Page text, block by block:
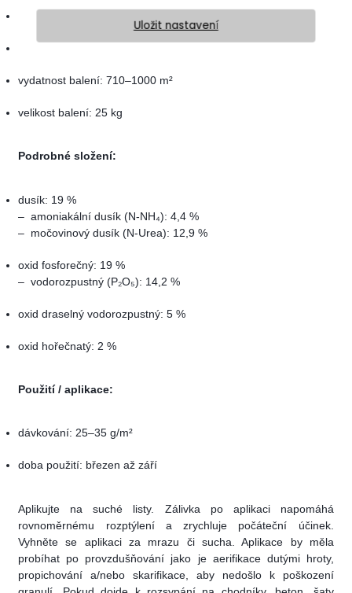
Uložit nastavení
vydatnost balení: 710–1000 m²
velikost balení: 25 kg
Podrobné složení:
dusík: 19 %
– amoniakální dusík (N-NH₄): 4,4 %
– močovinový dusík (N-Urea): 12,9 %
oxid fosforečný: 19 %
– vodorozpustný (P₂O₅): 14,2 %
oxid draselný vodorozpustný: 5 %
oxid hořečnatý: 2 %
Použití / aplikace:
dávkování:25–35 g/m²
doba použití: březen až září
Aplikujte na suché listy. Zálivka po aplikaci napomáhá
rovnoměrnému rozptýlení a zrychluje počáteční účinek.
Vyhněte se aplikaci za mrazu či sucha. Aplikace by měla
probíhat po provzdušňování jako je aerifikace dutými hroty,
propichování a/nebo skarifikace, aby nedošlo k poškození